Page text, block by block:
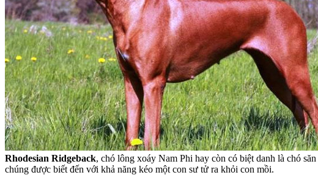
Rhodesian Ridgeback, chó lông xoáy Nam Phi hay còn có biệt danh là chó
chúng được biết đến với khả năng kéo một con sư tử ra khỏi con mồi.